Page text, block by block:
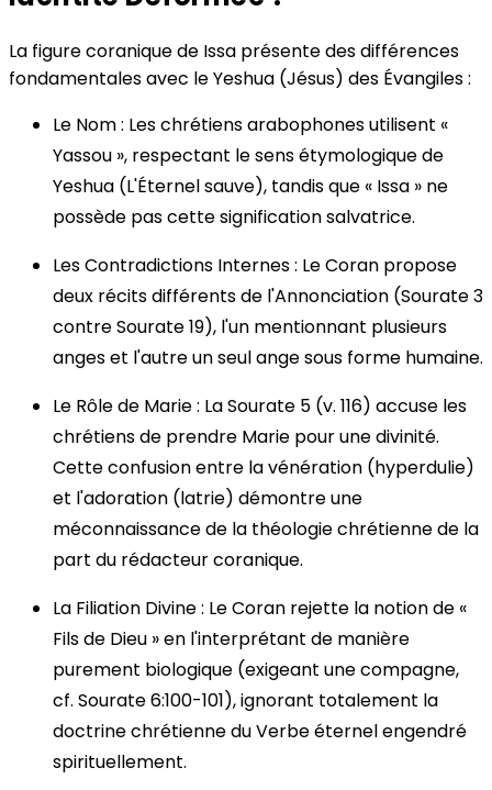
La figure coranique de Issa présente des différences
fondamentales avec le Yeshua (Jésus) des Évangiles :
Le Nom : Les chrétiens arabophones utilisent «
Yassou », respectant le sens étymologique de
Yeshua (L'Éternel sauve), tandis que « Issa » ne
possède pas cette signification salvatrice.
Les Contradictions Internes : Le Coran propose
deux récits différents de l'Annonciation (Sourate 3
contre Sourate 19), l'un mentionnant plusieurs
anges et l'autre un seul ange sous forme humaine.
Le Rôle de Marie : La Sourate 5 (v. 116) accuse les
chrétiens de prendre Marie pour une divinité.
Cette confusion entre la vénération (hyperdulie)
et l'adoration (latrie) démontre une
méconnaissance de la théologie chrétienne de la
part du rédacteur coranique.
La Filiation Divine : Le Coran rejette la notion de «
Fils de Dieu » en l'interprétant de manière
purement biologique (exigeant une compagne,
cf. Sourate 6:100-101), ignorant totalement la
doctrine chrétienne du Verbe éternel engendré
spirituellement.